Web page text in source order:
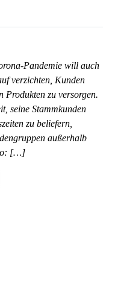
Pandemie will auch
verzichten, Kunden
Produkten zu versorgen.
seine Stammkunden
zu beliefern,
außerhalb
[…]